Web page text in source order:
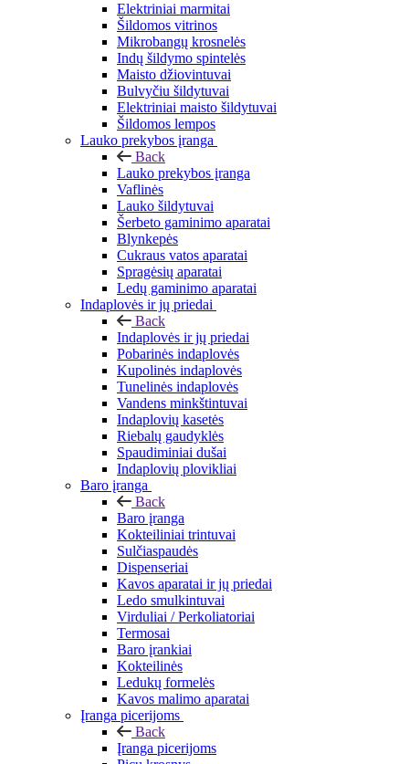
Elektriniai marmitai
Šildomos vitrinos
Mikrobangų krosnelės
Indų šildymo spintelės
Maisto džiovintuvai
Bulvyčiu šildytuvai
Elektriniai maisto šildytuvai
Šildomos lempos
Lauko prekybos įranga
Back
Lauko prekybos įranga
Vaflinės
Lauko šildytuvai
Šerbeto gaminimo aparatai
Blynkepės
Cukraus vatos aparatai
Spragėsių aparatai
Ledų gaminimo aparatai
Indaplovės ir jų priedai
Back
Indaplovės ir jų priedai
Pobarinės indaplovės
Kupolinės indaplovės
Tunelinės indaplovės
Vandens minkštintuvai
Indaplovių kasetės
Riebalų gaudyklės
Spaudiminiai dušai
Indaplovių plovikliai
Baro įranga
Back
Baro įranga
Kokteiliniai trintuvai
Sulčiaspaudės
Dispenseriai
Kavos aparatai ir jų priedai
Ledo smulkintuvai
Virduliai / Perkoliatoriai
Termosai
Baro įrankiai
Kokteilinės
Ledukų formelės
Kavos malimo aparatai
Įranga picerijoms
Back
Įranga picerijoms